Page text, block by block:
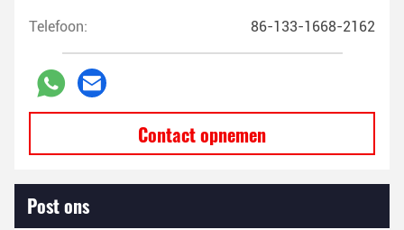
Telefoon: 86-133-1668-2162
Contact opnemen
Post ons